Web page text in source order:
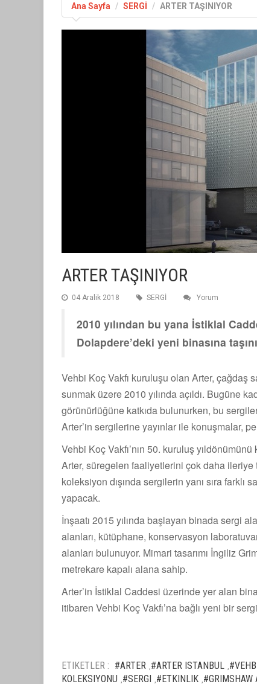
Ana Sayfa SERGİ ARTER TAŞINIYOR
ARTER TAŞINIYOR
04 Aralik 2018 SERGİ Yorum
2010 yılından bu yana İstiklal
Dolapdere’deki yeni binasına
Vehbi Koç Vakfı kuruluşu olan Arter, çağdaş
sunmak üzere 2010 yılında açıldı. Bugüne
görünürlüğüne katkıda bulunurken, bu
Arter’in sergilerine yayınlar ile konuşmalar,
Vehbi Koç Vakfı’nın 50. kuruluş
Arter, süregelen faaliyetlerini çok daha
koleksiyon dışında sergilerin yanı sıra
yapacak.
İnşaatı 2015 yılında başlayan binada sergi
alanları, kütüphane, konservasyon
alanları bulunuyor. Mimari tasarımı İngiliz
metrekare kapalı alana sahip.
Arter’in İstiklal Caddesi üzerinde yer alan
itibaren Vehbi Koç Vakfı’na bağlı yeni bir
ETIKETLER : #ARTER #ARTER ISTANBUL
KOLEKSIYONU #SERGI #ETKINLIK #GRIMSHAW